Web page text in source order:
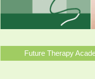
Future Therapy